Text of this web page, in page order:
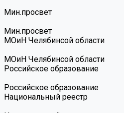
Мин.просвет
Мин.просвет
МОиН Челябинсой области
МОиН Челябинсой области
Российское образование
Российское образование
Национальный реестр